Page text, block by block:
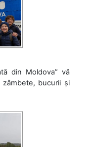
din Moldova” vă
bucurii și